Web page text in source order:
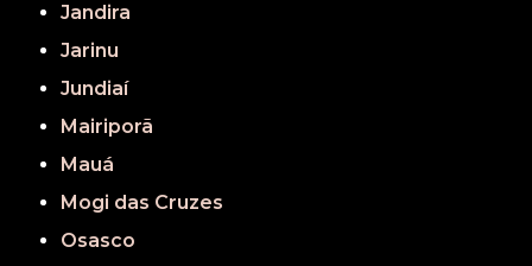
Jandira
Jarinu
Jundiaí
Mairiporã
Mauá
Mogi das Cruzes
Osasco